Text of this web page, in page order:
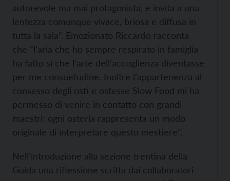
autorevole ma mai protagonista, e invita a una
lentezza comunque vivace, briosa e diffusa in
tutta la sala”. Emozionato Riccardo racconta
che “l’aria che ho sempre respirato in famiglia
ha fatto sì che l’arte dell’accoglienza diventasse
per me consuetudine. Inoltre l’appartenenza al
consesso degli osti e ostesse Slow Food mi ha
permesso di venire in contatto con grandi
maestri: ogni osteria rappresenta un modo
originale di interpretare questo mestiere”.
Nell’introduzione alla sezione trentina della
Guida una riflessione scritta dai collaboratori